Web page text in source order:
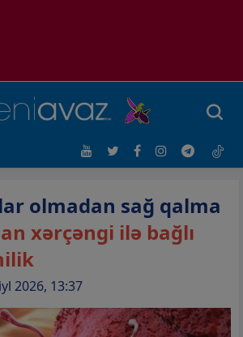
olmadan sağ qalma
xərçəngi ilə bağlı
2026, 13:37